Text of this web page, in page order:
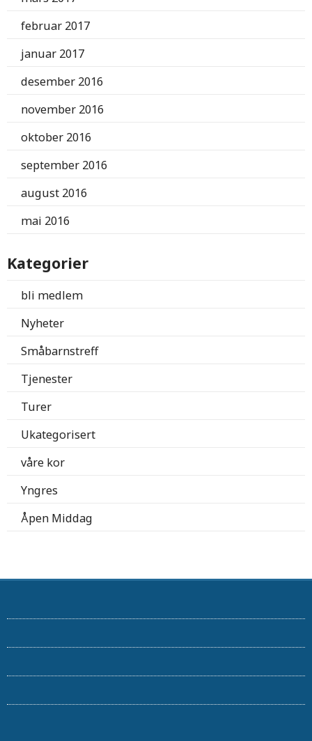
februar 2017
januar 2017
desember 2016
november 2016
oktober 2016
september 2016
august 2016
mai 2016
Kategorier
bli medlem
Nyheter
Småbarnstreff
Tjenester
Turer
Ukategorisert
våre kor
Yngres
Åpen Middag